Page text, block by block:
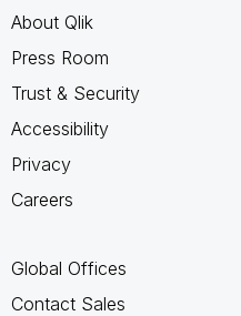
About Qlik
Press Room
Trust & Security
Accessibility
Privacy
Careers
Global Offices
Contact Sales